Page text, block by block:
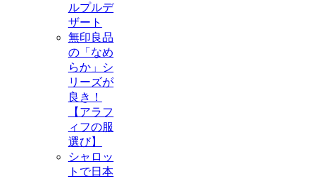
ルプルデ
ザート
無印良品
の「なめ
らか」シ
リーズが
良き！
【アラフ
ィフの服
選び】
シャロッ
トで日本